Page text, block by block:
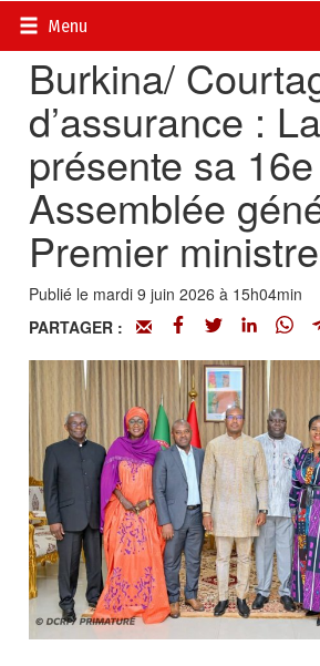
Menu
Accueil>
Burkina/
d’assurance :
présente sa 16e
Assemblée
Premier ministre ‎
Publié le mardi 9 juin 2026 à 15h04min
PARTAGER :